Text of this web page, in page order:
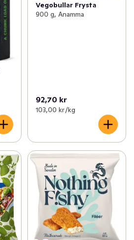
Vegobullar Frysta
900 g, Anamma
92,70 kr
103,00 kr /kg